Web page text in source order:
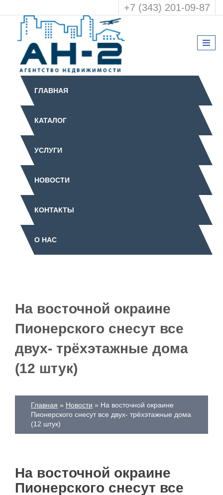
+7 (343) 201-09-87
ГЛАВНАЯ
КАТАЛОГ
УСЛУГИ
НОВОСТИ
КОНТАКТЫ
О НАС
На восточной окраине
Пионерского снесут все
двух- трёхэтажные дома
(12 штук)
Главная Новости
На восточной окраине
Пионерского снесут все двух- трёхэтажные дома
(12 штук)
На восточной окраине
Пионерского снесут все